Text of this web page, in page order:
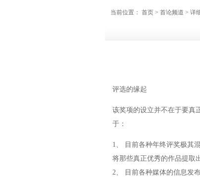
当前位置： 首页 > 首论频道 > 详
评选的缘起
该奖项的设立并不在于要真
于：
1、 目前各种年终评奖极其
将那些真正优秀的作品提取
2、 目前各种媒体的信息发